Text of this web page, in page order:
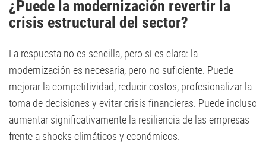
¿Puede la modernización revertir la
crisis estructural del sector?
La respuesta no es sencilla, pero sí es clara: la
modernización es necesaria, pero no suficiente. Puede
mejorar la competitividad, reducir costos, profesionalizar la
toma de decisiones y evitar crisis financieras. Puede incluso
aumentar significativamente la resiliencia de las empresas
frente a shocks climáticos y económicos.